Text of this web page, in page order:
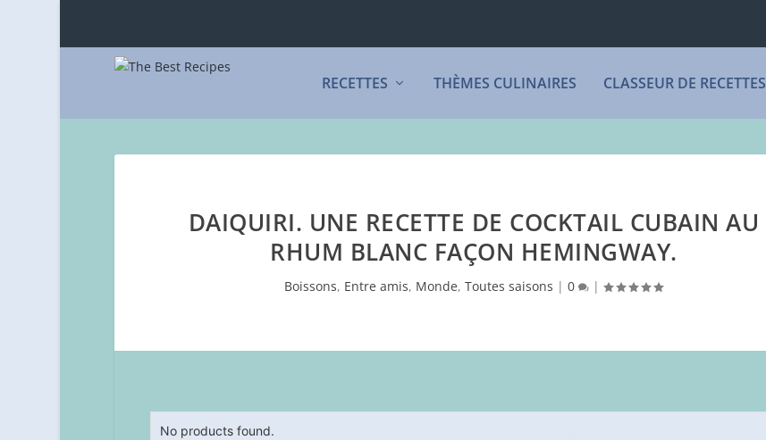
RECETTES THÈMES CULINAIRES CLASSEUR DE RECETTES
DAIQUIRI. UNE RECETTE DE COCKTAIL CUBAIN AU
RHUM BLANC FAÇON HEMINGWAY.
Boissons, Entre amis, Monde,Toutes saisons |0 |
No products found.